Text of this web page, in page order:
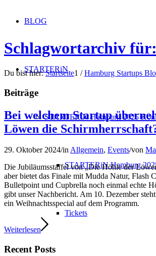
BLOG
STARTERiN
STARTERiN Hamburg 2025
STARTERiN Hamburg
Tickets
Schlagwortarchiv
Du bist hier: Startseite1 / Hamburg Startups
Beiträge
Bei welchem Startup
Löwen die
29. Oktober 2024/inAllgemein, Events/von
Die Jubiläumsstaffel von „Die Höhle der
aber bietet das Finale mit Mudda Natur, Flash
Bulletpoint und Cupbrella noch einmal echte
gibt unser Nachbericht. Am 10. Dezember
ein Weihnachtsspecial auf dem Programm.
Weiterlesen
Recent Posts